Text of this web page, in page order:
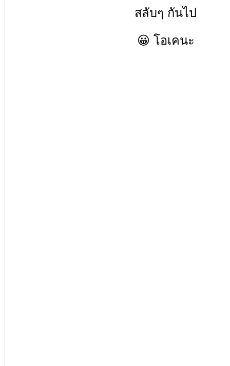
สลับๆ กันไป
😀 โอเคนะ